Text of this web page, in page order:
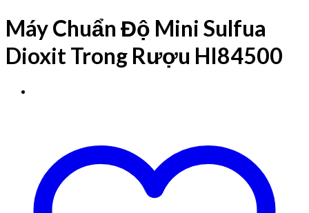
Máy Chuẩn Độ Mini Sulfua
Dioxit Trong Rượu HI84500